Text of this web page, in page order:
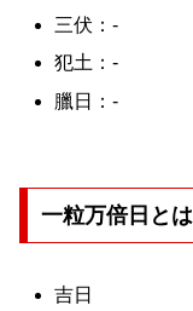
三伏：-
犯土：-
臘日：-
一粒万倍日とは
吉日